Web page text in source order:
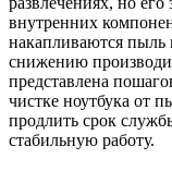
внутренних
накапливаются пыль
снижению
представлена
чистке ноутбука от
продлить срок
стабильную работу.